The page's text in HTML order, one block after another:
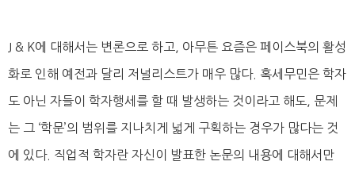
J & K에 대해서는 변론으로 하고, 아무튼 요즘은 페이스북의 활성
화로 인해 예전과 달리 저널리스트가 매우 많다. 혹세무민은 학자
도 아닌 자들이 학자행세를 할 때 발생하는 것이라고 해도, 문제
는 그 ‘학문’의 범위를 지나치게 넓게 구획하는 경우가 많다는 것
에 있다. 직업적 학자란 자신이 발표한 논문의 내용에 대해서만